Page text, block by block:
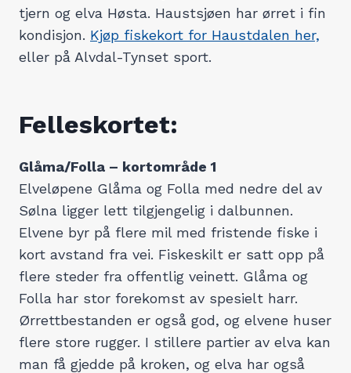
tjern og elva Høsta. Haustsjøen har ørret i fin
kondisjon. Kjøp fiskekort for Haustdalen her,
eller på Alvdal-Tynset sport.
Felleskortet:
Glåma/Folla – kortområde 1
Elveløpene Glåma og Folla med nedre del av
Sølna ligger lett tilgjengelig i dalbunnen.
Elvene byr på flere mil med fristende fiske i
kort avstand fra vei. Fiskeskilt er satt opp på
flere steder fra offentlig veinett. Glåma og
Folla har stor forekomst av spesielt harr.
Ørrettbestanden er også god, og elvene huser
flere store rugger. I stillere partier av elva kan
man få gjedde på kroken, og elva har også